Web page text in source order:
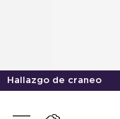
Hallazgo de craneo